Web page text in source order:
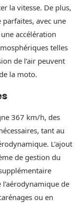
la vitesse. De plus,
avec une
accélération
telles
de l’air peuvent
la moto.
367 km/h, des
tant au
L’ajout
de gestion du
de
ou en